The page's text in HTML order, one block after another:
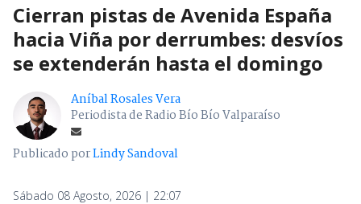
Cierran pistas de Avenida España
hacia Viña por derrumbes: desvíos
se extenderán hasta el domingo
Aníbal Rosales Vera
Periodista de Radio Bío Bío Valparaíso
Publicado porLindy Sandoval
Sábado 08 Agosto, 2026 | 22:07